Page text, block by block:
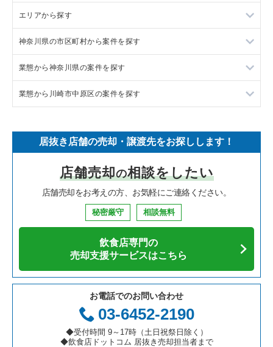
ラーメンの居抜き売却物件の案件一覧
フランス料理の居抜き売却物件の案件一覧
イタリア料理の居抜き売却物件の案件一覧
中華の居抜き売却物件の案件一覧
寿司の居抜き売却物件の案件一覧
焼肉の居抜き売却物件の案件一覧
鉄板焼き・お好み焼の居抜き売却物件の案件一覧
カフェの居抜き売却物件の案件一覧
テイクアウトの居抜き売却物件の案件一覧
お弁当・惣菜・デリの居抜き売却物件の案件一覧
カラオケ・パブ・スナックの居抜き売却物件の案件一覧
エリアから探す
東京23区の飲食店の居抜き売却物件の案件一覧
東京都下の飲食店の居抜き売却物件の案件一覧
千葉県の飲食店の居抜き売却物件の案件一覧
神奈川県の飲食店の居抜き売却物件の案件一覧
大阪府の飲食店の居抜き売却物件の案件一覧
兵庫県の飲食店の居抜き売却物件の案件一覧
愛知県の飲食店の居抜き売却物件の案件一覧
岐阜県の飲食店の居抜き売却物件の案件一覧
三重県の飲食店の居抜き売却物件の案件一覧
神奈川県の市区町村から案件を探す
大和市の飲食店の居抜き売却物件の案件一覧
鎌倉市の飲食店の居抜き売却物件の案件一覧
川崎市高津区の飲食店の居抜き売却物件の案件一覧
横浜市鶴見区の飲食店の居抜き売却物件の案件一覧
川崎市中原区の飲食店の居抜き売却物件の案件一覧
横浜市南区の飲食店の居抜き売却物件の案件一覧
横浜市港北区の飲食店の居抜き売却物件の案件一覧
横浜市神奈川区の飲食店の居抜き売却物件の案件一覧
横浜市都筑区の飲食店の居抜き売却物件の案件一覧
業態から神奈川県の案件を探す
神奈川県のラーメンの居抜き売却物件の案件一覧
神奈川県のイタリア料理の居抜き売却物件の案件一覧
神奈川県の中華の居抜き売却物件の案件一覧
神奈川県のそば・うどんの居抜き売却物件の案件一覧
神奈川県の焼肉の居抜き売却物件の案件一覧
神奈川県の鉄板焼き・お好み焼の居抜き売却物件の案件一覧
神奈川県のアジア料理の居抜き売却物件の案件一覧
神奈川県のカフェの居抜き売却物件の案件一覧
業態から川崎市中原区の案件を探す
川崎市中原区のフランス料理の居抜き売却物件の案件一覧
川崎市中原区のイタリア料理の居抜き売却物件の案件一覧
川崎市中原区の中華の居抜き売却物件の案件一覧
川崎市中原区の鉄板焼き・お好み焼の居抜き売却物件の案件一
川崎市中原区のカフェの居抜き売却物件の案件一覧
川崎市中原区のテイクアウトの居抜き売却物件の案件一覧
居抜き店舗の売却・譲渡先をお探しします！
店舗売却の相談をしたい
店舗売却をお考えの方、お気軽にご連絡ください。
秘密厳守 相談無料
飲食店専門の
売却支援サービスはこちら
お電話でのお問い合わせ
03-6452-2190
◆受付時間 9～17時（土日祝祭日除く）
◆飲食店ドットコム 居抜き売却担当者まで